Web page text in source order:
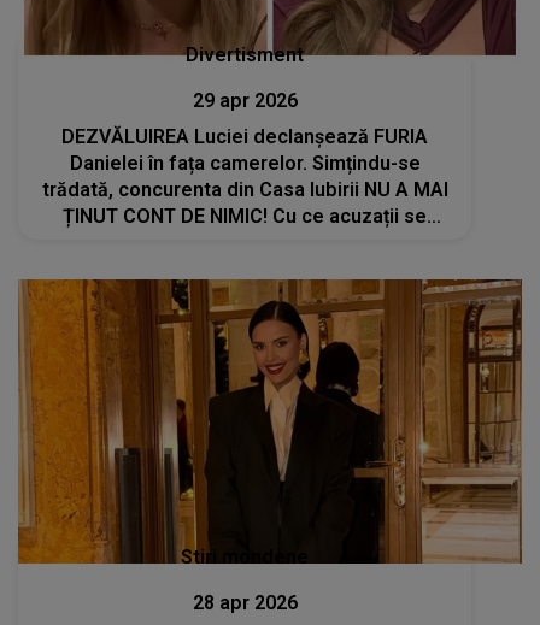
Divertisment
29 apr 2026
DEZVĂLUIREA Luciei declanșează FURIA
Danielei în fața camerelor. Simțindu-se
trădată, concurenta din Casa Iubirii NU A MAI
ȚINUT CONT DE NIMIC! Cu ce acuzații se
Stiri mondene
28 apr 2026